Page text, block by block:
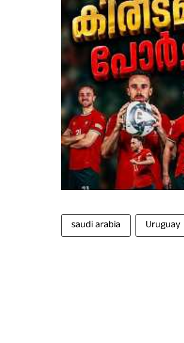
saudi arabia Uruguay